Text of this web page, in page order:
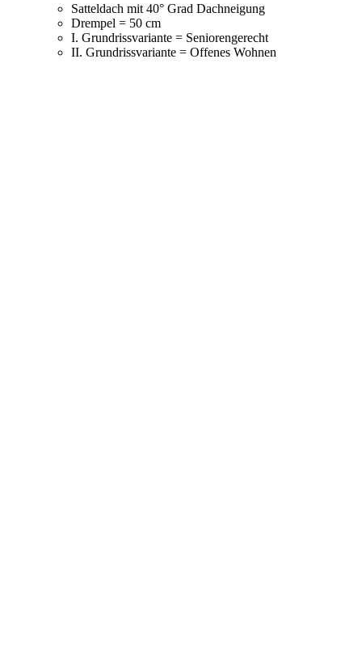
Satteldach mit 40° Grad Dachneigung
Drempel = 50 cm
I. Grundrissvariante = Seniorengerecht
II. Grundrissvariante = Offenes Wohnen